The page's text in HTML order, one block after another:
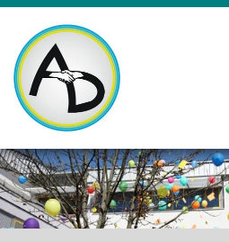
Skip to main navigation
Skip to main content
Skip to page footer